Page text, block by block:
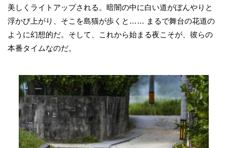
美しくライトアップされる。暗闇の中に白い道がぼんやりと
浮かび上がり、そこを島猫が歩くと…… まるで舞台の花道の
ように幻想的だ。そして、これから始まる夜こそが、彼らの
本番タイムなのだ。